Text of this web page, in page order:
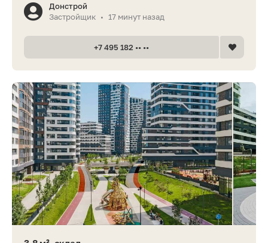
Донстрой
Застройщик • 17 минут назад
+7 495 182 •• ••